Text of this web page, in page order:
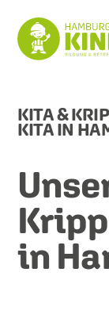
KITA &
KITA IN
in